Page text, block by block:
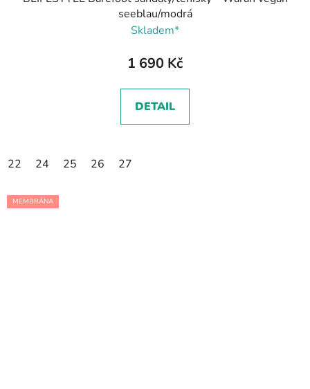
seeblau/modrá
Skladem*
1 690 Kč
DETAIL
22 24 25 26 27
MEMBRÁNA